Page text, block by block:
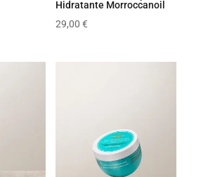
Hidratante Morroccanoil
29,00€